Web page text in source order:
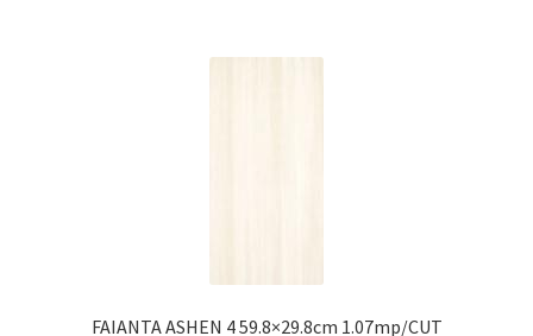
FAIANTA ASHEN 4 59.8×29.8cm 1.07mp/CUT